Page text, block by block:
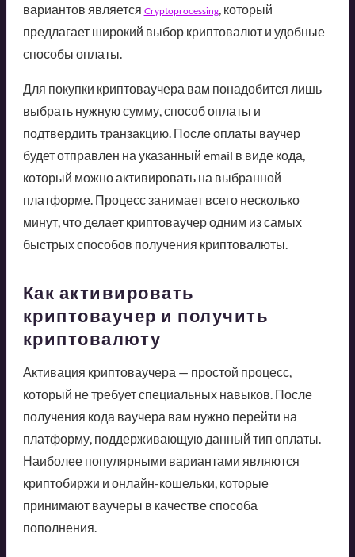
вариантов является Cryptoprocessing, который
предлагает широкий выбор криптовалют и удобные
способы оплаты.
Для покупки криптоваучера вам понадобится лишь
выбрать нужную сумму, способ оплаты и
подтвердить транзакцию. После оплаты ваучер
будет отправлен на указанный email в виде кода,
который можно активировать на выбранной
платформе. Процесс занимает всего несколько
минут, что делает криптоваучер одним из самых
быстрых способов получения криптовалюты.
Как активировать
криптоваучер и получить
криптовалюту
Активация криптоваучера — простой процесс,
который не требует специальных навыков. После
получения кода ваучера вам нужно перейти на
платформу, поддерживающую данный тип оплаты.
Наиболее популярными вариантами являются
криптобиржи и онлайн-кошельки, которые
принимают ваучеры в качестве способа
пополнения.